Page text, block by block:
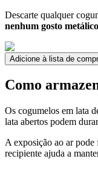
Descarte qualquer
nenhum gosto
Adicione à lista de
Como
Os cogumelos em lata
lata abertos podem
A exposição ao ar pode
recipiente ajuda a